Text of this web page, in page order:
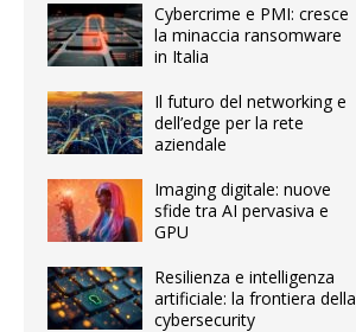
Cybercrime e PMI: cresce
la minaccia ransomware
in Italia
Il futuro del networking e
dell’edge per la rete
aziendale
Imaging digitale: nuove
sfide tra AI pervasiva e
GPU
Resilienza e intelligenza
artificiale: la frontiera della
cybersecurity